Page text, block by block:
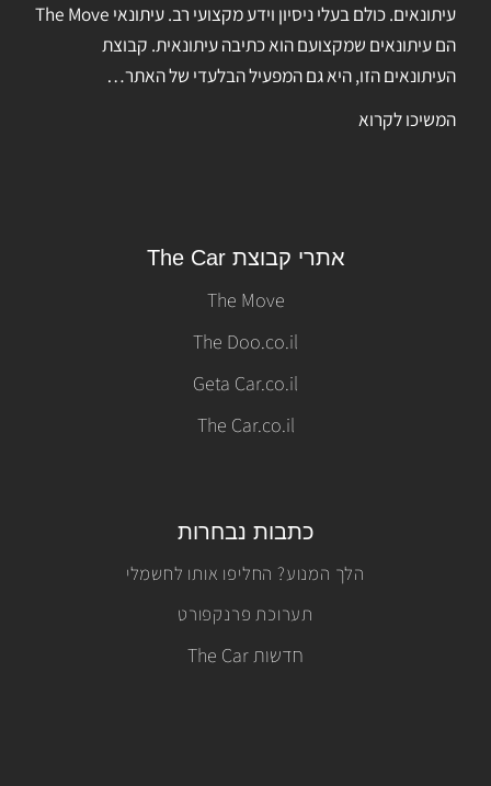
עיתונאים. כולם בעלי ניסיון וידע מקצועי רב. עיתונאי The Move
הם עיתונאים שמקצועם הוא כתיבה עיתונאית. קבוצת
העיתונאים הזו, היא גם המפעיל הבלעדי של האתר…
המשיכו לקרוא
אתרי קבוצת The Car
The Move
The Doo.co.il
Geta Car.co.il
The Car.co.il
כתבות נבחרות
הלך המנוע? החליפו אותו לחשמלי
תערוכת פרנקפורט
חדשות The Car